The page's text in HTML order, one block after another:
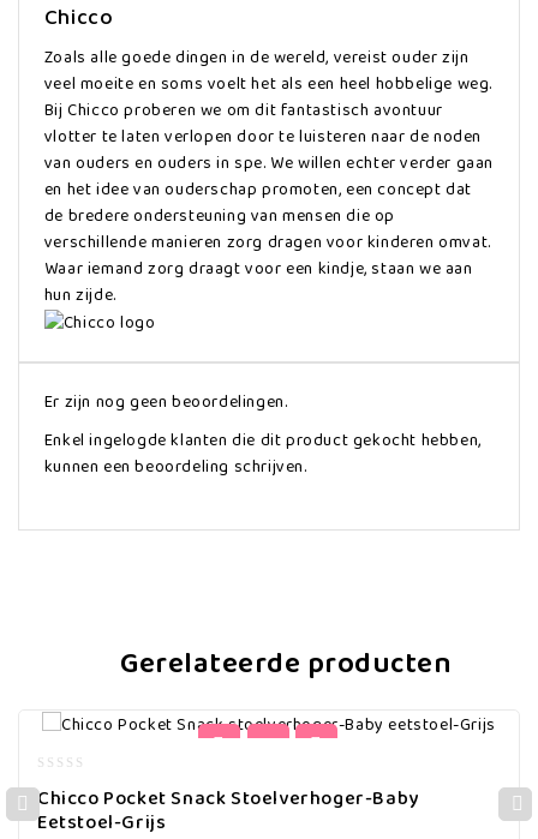
Chicco
Zoals alle goede dingen in de wereld, vereist ouder zijn
veel moeite en soms voelt het als een heel hobbelige weg.
Bij Chicco proberen we om dit fantastisch avontuur
vlotter te laten verlopen door te luisteren naar de noden
van ouders en ouders in spe. We willen echter verder gaan
en het idee van ouderschap promoten, een concept dat
de bredere ondersteuning van mensen die op
verschillende manieren zorg dragen voor kinderen omvat.
Waar iemand zorg draagt voor een kindje, staan we aan
hun zijde.
Er zijn nog geen beoordelingen.
Enkel ingelogde klanten die dit product gekocht hebben,
kunnen een beoordeling schrijven.
Gerelateerde producten
out
of
Chicco Pocket Snack Stoelverhoger-Baby
Eetstoel-Grijs